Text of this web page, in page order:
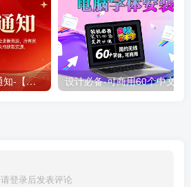
930资源库-官网停更通知-【换在线文档更新-每日更新】
请登录后发表评论